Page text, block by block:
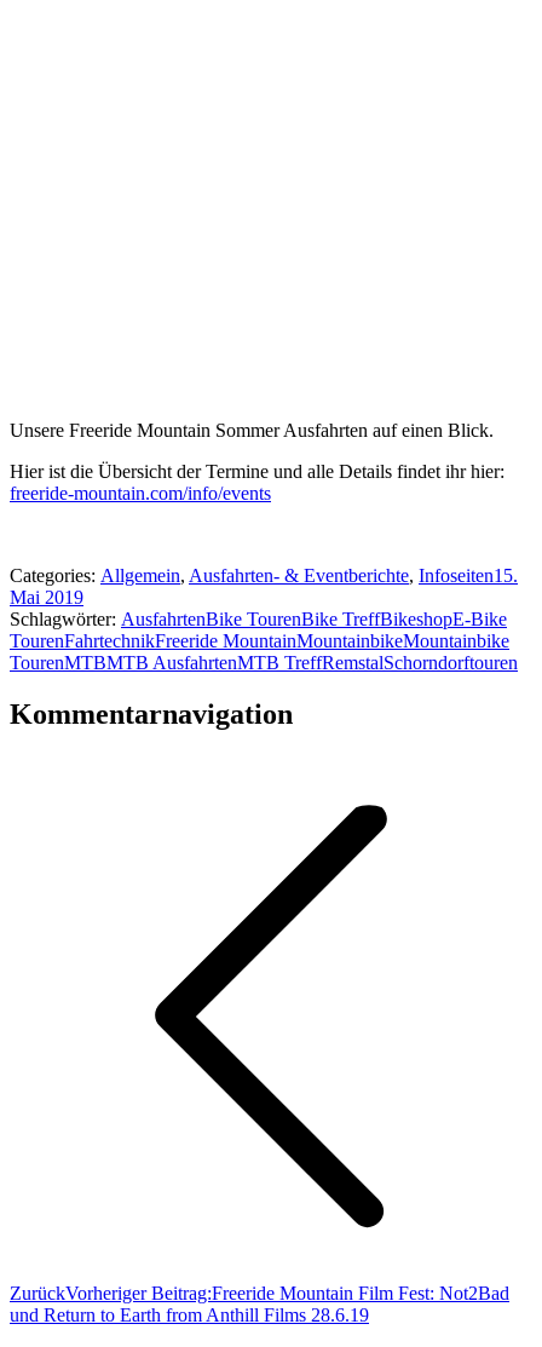
Unsere Freeride Mountain Sommer Ausfahrten auf einen Blick.
Hier ist die Übersicht der Termine und alle Details findet ihr hier:
freeride-mountain.com/info/events
Categories: Allgemein, Ausfahrten- & Eventberichte, Infoseiten15.
Mai 2019
Schlagwörter: AusfahrtenBike TourenBike TreffBikeshopE-Bike
TourenFahrtechnikFreeride MountainMountainbikeMountainbike
TourenMTBMTB AusfahrtenMTB TreffRemstalSchorndorftouren
Kommentarnavigation
ZurückVorheriger Beitrag:Freeride Mountain Film Fest: Not2Bad
und Return to Earth from Anthill Films 28.6.19